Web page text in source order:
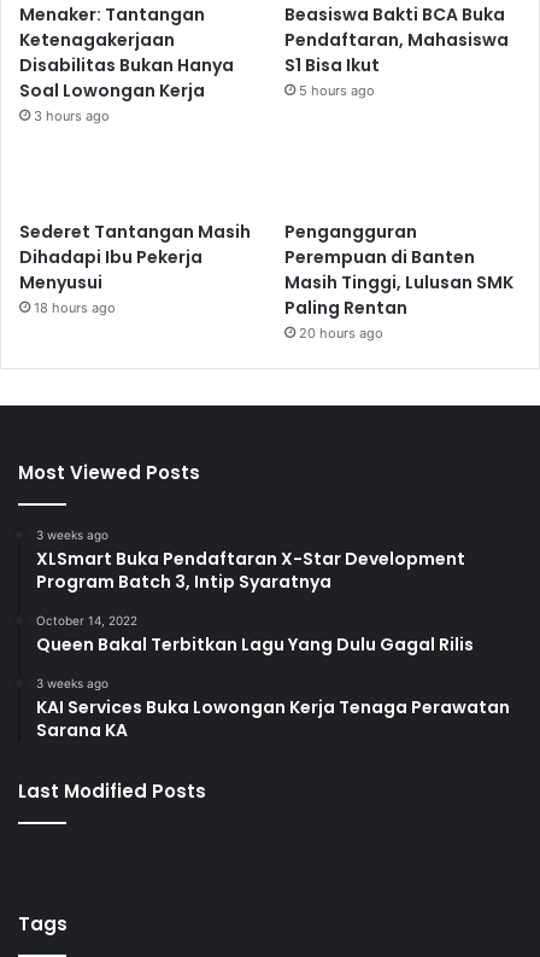
Menaker: Tantangan
Ketenagakerjaan
Disabilitas Bukan Hanya
Soal Lowongan Kerja
3 hours ago
Beasiswa Bakti BCA Buka
Pendaftaran, Mahasiswa
S1 Bisa Ikut
5 hours ago
Sederet Tantangan Masih
Dihadapi Ibu Pekerja
Menyusui
18 hours ago
Pengangguran
Perempuan di Banten
Masih Tinggi, Lulusan SMK
Paling Rentan
20 hours ago
Most Viewed Posts
3 weeks ago
XLSmart Buka Pendaftaran X-Star Development
Program Batch 3, Intip Syaratnya
October 14, 2022
Queen Bakal Terbitkan Lagu Yang Dulu Gagal Rilis
3 weeks ago
KAI Services Buka Lowongan Kerja Tenaga Perawatan
Sarana KA
Last Modified Posts
Tags